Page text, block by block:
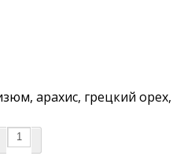
арахис, грецкий орех,